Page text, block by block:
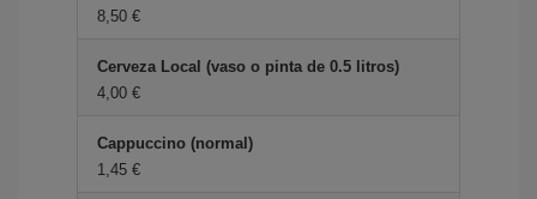
8,50 €
Cerveza Local (vaso o pinta de 0.5 litros)
4,00 €
Cappuccino (normal)
1,45 €